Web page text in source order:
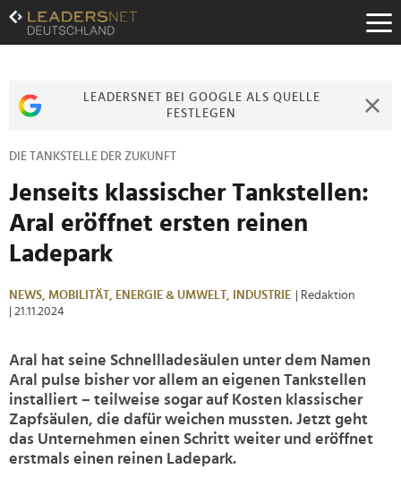
Zum
Inhalt
Zur
Zur
LEADERSNET BEI GOOGLE ALS QUELLE
FESTLEGEN
DIE TANKSTELLE DER ZUKUNFT
Jenseits klassischer Tankstellen:
Aral eröffnet ersten reinen
Ladepark
NEWS, MOBILITÄT, ENERGIE & UMWELT, INDUSTRIE
| Redaktion
| 21.11.2024
Aral hat seine Schnellladesäulen unter dem Namen
Aral pulse bisher vor allem an eigenen Tankstellen
installiert – teilweise sogar auf Kosten klassischer
Zapfsäulen, die dafür weichen mussten. Jetzt geht
das Unternehmen einen Schritt weiter und eröffnet
erstmals einen reinen Ladepark.